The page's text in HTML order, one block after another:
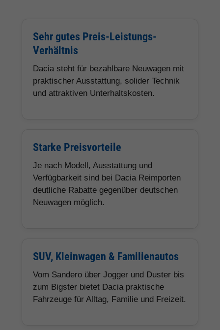
Sehr gutes Preis-Leistungs-
Verhältnis
Dacia steht für bezahlbare Neuwagen mit
praktischer Ausstattung, solider Technik
und attraktiven Unterhaltskosten.
Starke Preisvorteile
Je nach Modell, Ausstattung und
Verfügbarkeit sind bei Dacia Reimporten
deutliche Rabatte gegenüber deutschen
Neuwagen möglich.
SUV, Kleinwagen & Familienautos
Vom Sandero über Jogger und Duster bis
zum Bigster bietet Dacia praktische
Fahrzeuge für Alltag, Familie und Freizeit.